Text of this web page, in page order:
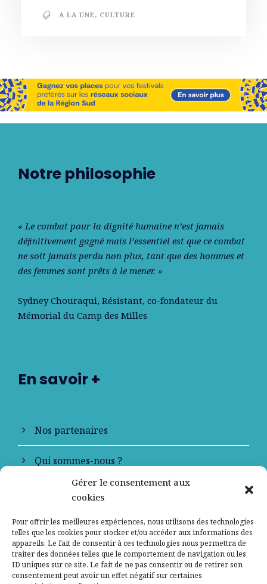
Gérer le consentement aux
cookies
Pour offrir les meilleures expériences, nous utilisons des technologies
telles que les cookies pour stocker et/ou accéder aux informations des
appareils. Le fait de consentir à ces technologies nous permettra de
traiter des données telles que le comportement de navigation ou les
ID uniques sur ce site. Le fait de ne pas consentir ou de retirer son
consentement peut avoir un effet négatif sur certaines
A LA UNE, CULTURE
Notre philosophie
« Le combat pour la dignité humaine n’est jamais
déﬁnitivement gagné mais l’essentiel est que ce combat
ne soit jamais perdu non plus, tant que des hommes et
des femmes sont prêts à le mener. »
Sydney Chouraqui, Résistant, co-fondateur du
Mémorial du Camp des Milles
En savoir +
Nos partenaires
Qui sommes-nous ?
Contactez-nous
Mentions légales
Politique de confidentialité